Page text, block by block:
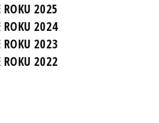
ROKU 2025
ROKU 2024
ROKU 2023
ROKU 2022